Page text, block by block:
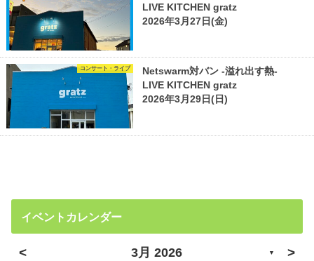
LIVE KITCHEN gratz
2026年3月27日(金)
コンサート・ライブ
Netswarm対バン -溢れ出す熱-
LIVE KITCHEN gratz
2026年3月29日(日)
イベントカレンダー
< 3月 2026 ▼ >